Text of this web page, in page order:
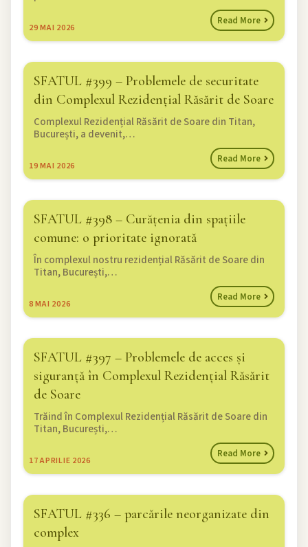
29MAI 2026
Read More
SFATUL #399 – Problemele de securitate
din Complexul Rezidențial Răsărit de Soare
19MAI 2026
Complexul Rezidențial Răsărit de Soare din Titan,
București, a devenit,…
Read More
SFATUL #398 – Curățenia din spațiile
comune: o prioritate ignorată
8 MAI 2026
În complexul nostru rezidențial Răsărit de Soare din
Titan, București,…
Read More
SFATUL #397 – Problemele de acces și
siguranță în Complexul Rezidențial Răsărit
de Soare
17APRILIE 2026
Trăind în Complexul Rezidențial Răsărit de Soare din
Titan, București,…
Read More
SFATUL #336 – parcările neorganizate din
complex